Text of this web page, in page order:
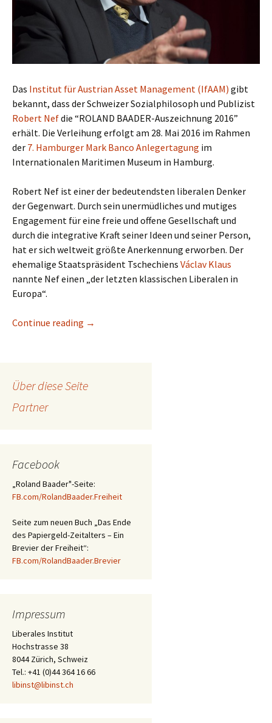
Das Institut für Austrian Asset Management (IfAAM) gibt
bekannt, dass der Schweizer Sozialphilosoph und Publizist
Robert Nefdie “ROLAND BAADER-Auszeichnung 2016”
erhält. Die Verleihung erfolgt am 28. Mai 2016 im Rahmen
der 7. Hamburger Mark Banco Anlegertagung im
Internationalen Maritimen Museum in Hamburg.
Robert Nef ist einer der bedeutendsten liberalen Denker
der Gegenwart. Durch sein unermüdliches und mutiges
Engagement für eine freie und offene Gesellschaft und
durch die integrative Kraft seiner Ideen und seiner Person,
hat er sich weltweit größte Anerkennung erworben. Der
ehemalige Staatspräsident Tschechiens Václav Klaus
nannte Nef einen „der letzten klassischen Liberalen in
Europa“.
Continue reading Robert Nef erhält die ROLAND BAADER-
→
Über diese Seite
Partner
Facebook
„Roland Baader"-Seite:
FB.com/RolandBaader.Freiheit
Seite zum neuen Buch „Das Ende
des Papiergeld-Zeitalters – Ein
Brevier der Freiheit“:
FB.com/RolandBaader.Brevier
Impressum
Liberales Institut
Hochstrasse 38
8044 Zürich, Schweiz
Tel.: +41 (0)44 364 16 66
libinst@libinst.ch